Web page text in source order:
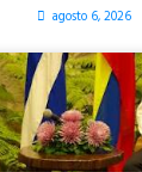
agosto 6, 2026